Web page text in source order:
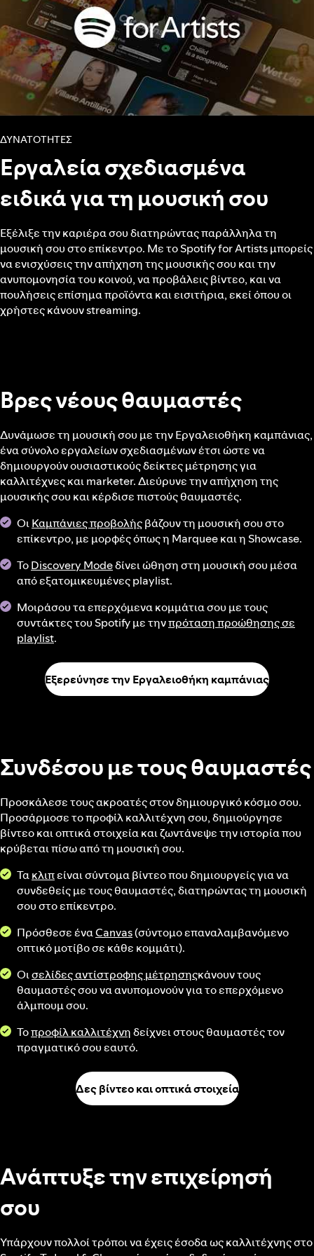
ΔΥΝΑΤΌΤΗΤΕΣ
Εργαλεία σχεδιασμένα
ειδικά για τη μουσική σου
Εξέλιξε την καριέρα σου διατηρώντας παράλληλα τη
μουσική σου στο επίκεντρο. Με το Spotify for Artists μπορείς
να ενισχύσεις την απήχηση της μουσικής σου και την
ανυπομονησία του κοινού, να προβάλεις βίντεο, και να
πουλήσεις επίσημα προϊόντα και εισιτήρια, εκεί όπου οι
χρήστες κάνουν streaming.
Βρες νέους θαυμαστές
Δυνάμωσε τη μουσική σου με την Εργαλειοθήκη καμπάνιας,
ένα σύνολο εργαλείων σχεδιασμένων έτσι ώστε να
δημιουργούν ουσιαστικούς δείκτες μέτρησης για
καλλιτέχνες και marketer. Διεύρυνε την απήχηση της
μουσικής σου και κέρδισε πιστούς θαυμαστές.
ΟιΚαμπάνιες προβολήςβάζουν τη μουσική σου στο
επίκεντρο, με μορφές όπως η Marquee και η Showcase.
ΤοDiscovery Modeδίνει ώθηση στη μουσική σου μέσα
από εξατομικευμένες playlist.
Μοιράσου τα επερχόμενα κομμάτια σου με τους
συντάκτες του Spotify με τηνπρόταση προώθησης σε
playlist.
Εξερεύνησε την Εργαλειοθήκη καμπάνιας
Συνδέσου με τους θαυμαστές
Προσκάλεσε τους ακροατές στον δημιουργικό κόσμο σου.
Προσάρμοσε το προφίλ καλλιτέχνη σου, δημιούργησε
βίντεο και οπτικά στοιχεία και ζωντάνεψε την ιστορία που
κρύβεται πίσω από τη μουσική σου.
Τακλιπείναι σύντομα βίντεο που δημιουργείς για να
συνδεθείς με τους θαυμαστές, διατηρώντας τη μουσική
σου στο επίκεντρο.
Πρόσθεσε έναCanvas(σύντομο επαναλαμβανόμενο
οπτικό μοτίβο σε κάθε κομμάτι).
Οισελίδες αντίστροφης μέτρησηςκάνουν τους
θαυμαστές σου να ανυπομονούν για το επερχόμενο
άλμπουμ σου.
Τοπροφίλ καλλιτέχνηδείχνει στους θαυμαστές τον
πραγματικό σου εαυτό.
Δες βίντεο και οπτικά στοιχεία
Ανάπτυξε την επιχείρησή
σου
Υπάρχουν πολλοί τρόποι να έχεις έσοδα ως καλλιτέχνης στο